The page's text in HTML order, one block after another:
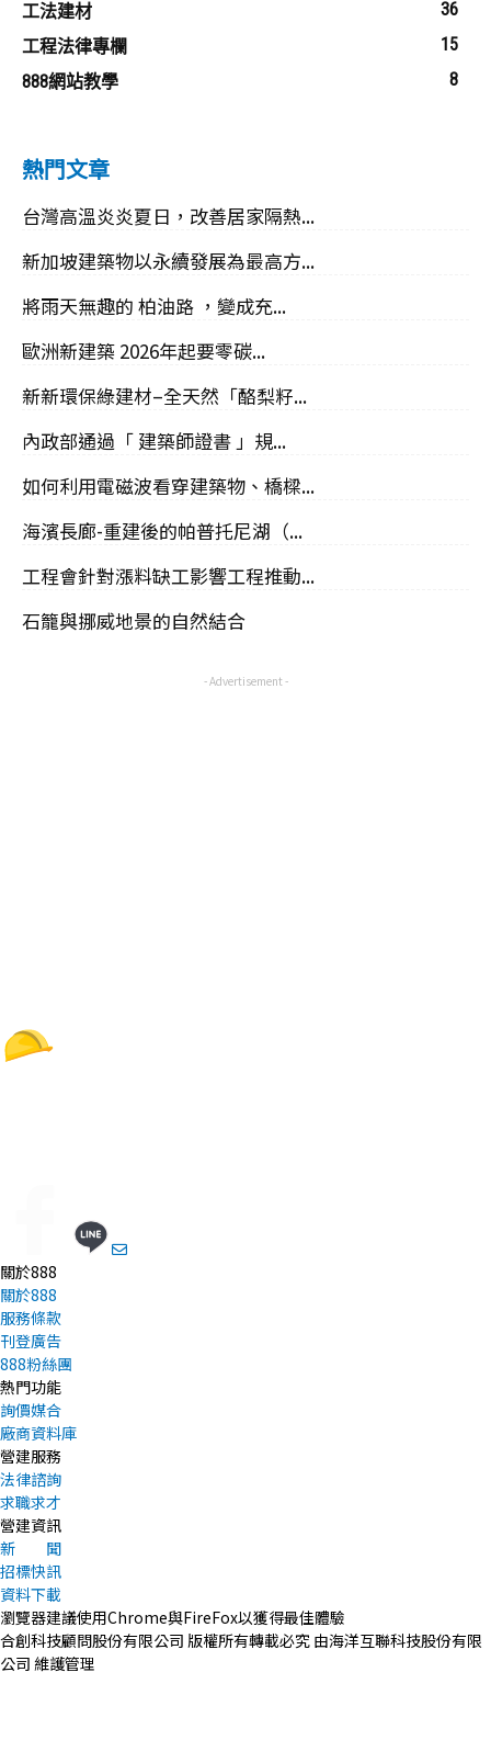
工法建材
36
工程法律專欄
15
888網站教學
8
熱門文章
台灣高溫炎炎夏日，改善居家隔熱...
新加坡建築物以永續發展為最高方...
將雨天無趣的 柏油路 ，變成充...
歐洲新建築 2026年起要零碳...
新新環保綠建材–全天然「酪梨籽...
內政部通過「 建築師證書 」規...
如何利用電磁波看穿建築物、橋樑...
海濱長廊-重建後的帕普托尼湖（...
工程會針對漲料缺工影響工程推動...
石籠與挪威地景的自然結合
- Advertisement -
關於888
關於888
服務條款
刊登廣告
888粉絲團
熱門功能
詢價媒合
廠商資料庫
營建服務
法律諮詢
求職求才
營建資訊
新 聞
招標快訊
資料下載
瀏覽器建議使用Chrome與FireFox以獲得最佳體驗
合創科技顧問股份有限公司 版權所有轉載必究 由海洋互聯科技股份有限
公司 維護管理